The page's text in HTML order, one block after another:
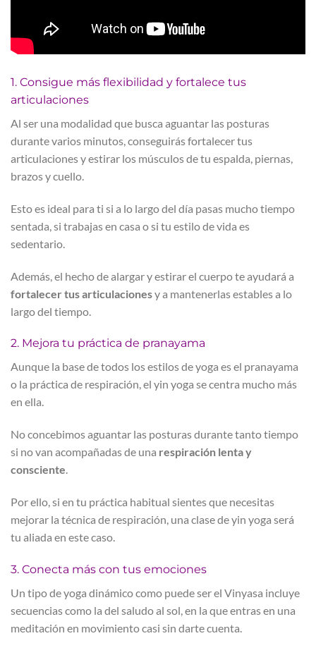
1. Consigue más flexibilidad y fortalece tus
articulaciones
Al ser una modalidad que busca aguantar las posturas
durante varios minutos, conseguirás fortalecer tus
articulaciones y estirar los músculos de tu espalda, piernas,
brazos y cuello.
Esto es ideal para ti si a lo largo del día pasas mucho tiempo
sentada, si trabajas en casa o si tu estilo de vida es
sedentario.
Además, el hecho de alargar y estirar el cuerpo te ayudará a
fortalecer tus articulacionesy a mantenerlas estables a lo
largo del tiempo.
2. Mejora tu práctica de pranayama
Aunque la base de todos los estilos de yoga es el pranayama
o la práctica de respiración, el yin yoga se centra mucho más
en ella.
No concebimos aguantar las posturas durante tanto tiempo
si no van acompañadas de una respiración lenta y
consciente.
Por ello, si en tu práctica habitual sientes que necesitas
mejorar la técnica de respiración, una clase de yin yoga será
tu aliada en este caso.
3. Conecta más con tus emociones
Un tipo de yoga dinámico como puede ser el Vinyasa incluye
secuencias como la del saludo al sol, en la que entras en una
meditación en movimiento casi sin darte cuenta.